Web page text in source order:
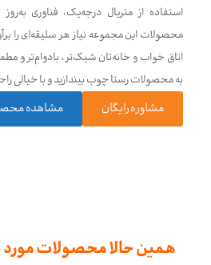
استفاده از متریال درجه‌یک، فناوری
محصولات این مجموعه نیاز هر سلیقه‌ای را
اتاق خواب و خانه‌تان شیک‌تر، بادوام‌تر و
به محصولات رستا چوب بیندازید و با خیالی
مشاوره رایگان مشاهده
همین حالا محصولات مورد